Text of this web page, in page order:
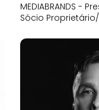
MEDIABRANDS -
Sócio